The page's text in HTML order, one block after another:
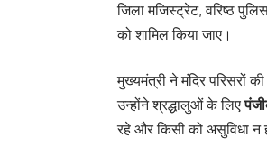
जिला मजिस्ट्रेट, वरिष्ठ
को शामिल किया जाए।
मुख्यमंत्री ने मंदिर परिसरों की
उन्होंने श्रद्धालुओं के लिए
रहे और किसी को असुविधा न